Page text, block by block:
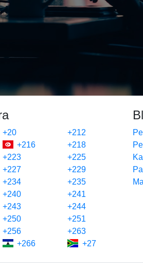
+20
+212
+216
+218
+223
+225
+227
+229
+234
+235
+240
+241
+243
+244
+250
+251
+256
+263
+266 +27